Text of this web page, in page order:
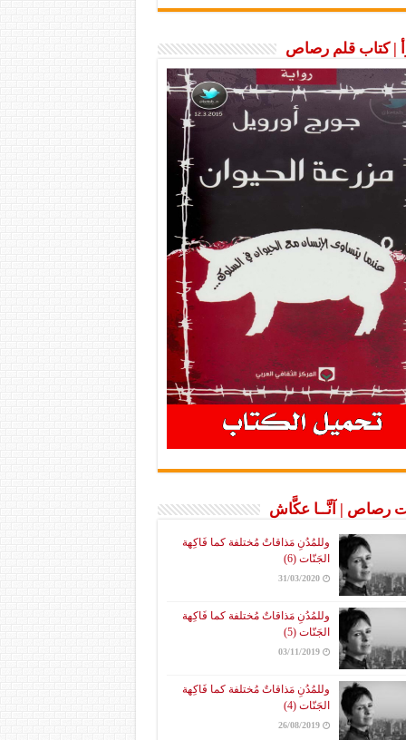
| كتاب قلم رصاص
رصاص | آنَّــا عكَّاش
وللمُدُنِ مَذاقاتٌ مُختلفة كما فَاكِهة
الجَنّات (6)
31/03/2020
وللمُدُنِ مَذاقاتٌ مُختلفة كما فَاكِهة
الجَنّات (5)
03/11/2019
وللمُدُنِ مَذاقاتٌ مُختلفة كما فَاكِهة
الجَنّات (4)
26/08/2019